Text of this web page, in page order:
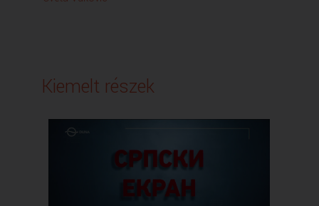
Kiemelt részek